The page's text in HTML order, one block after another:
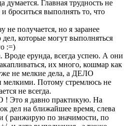
думается. Главная трудность не
броситься выполнять то, что
не получается, но я заранее
которые могут выполняться
:=)
ерунда, всегда успею. А они
их много, кошмар как
не мелкие дела, а ДЕЛО
мелкими. Потому стремлюсь не
не всегда.
! Это я давно практикую. На
дел на ближайшее время, слева
( ранжирую по значимости, по